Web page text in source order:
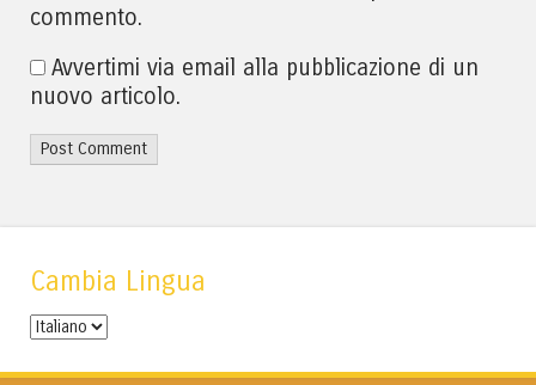
commento.
Avvertimi via email alla pubblicazione di un
nuovo articolo.
Cambia Lingua
Cambia